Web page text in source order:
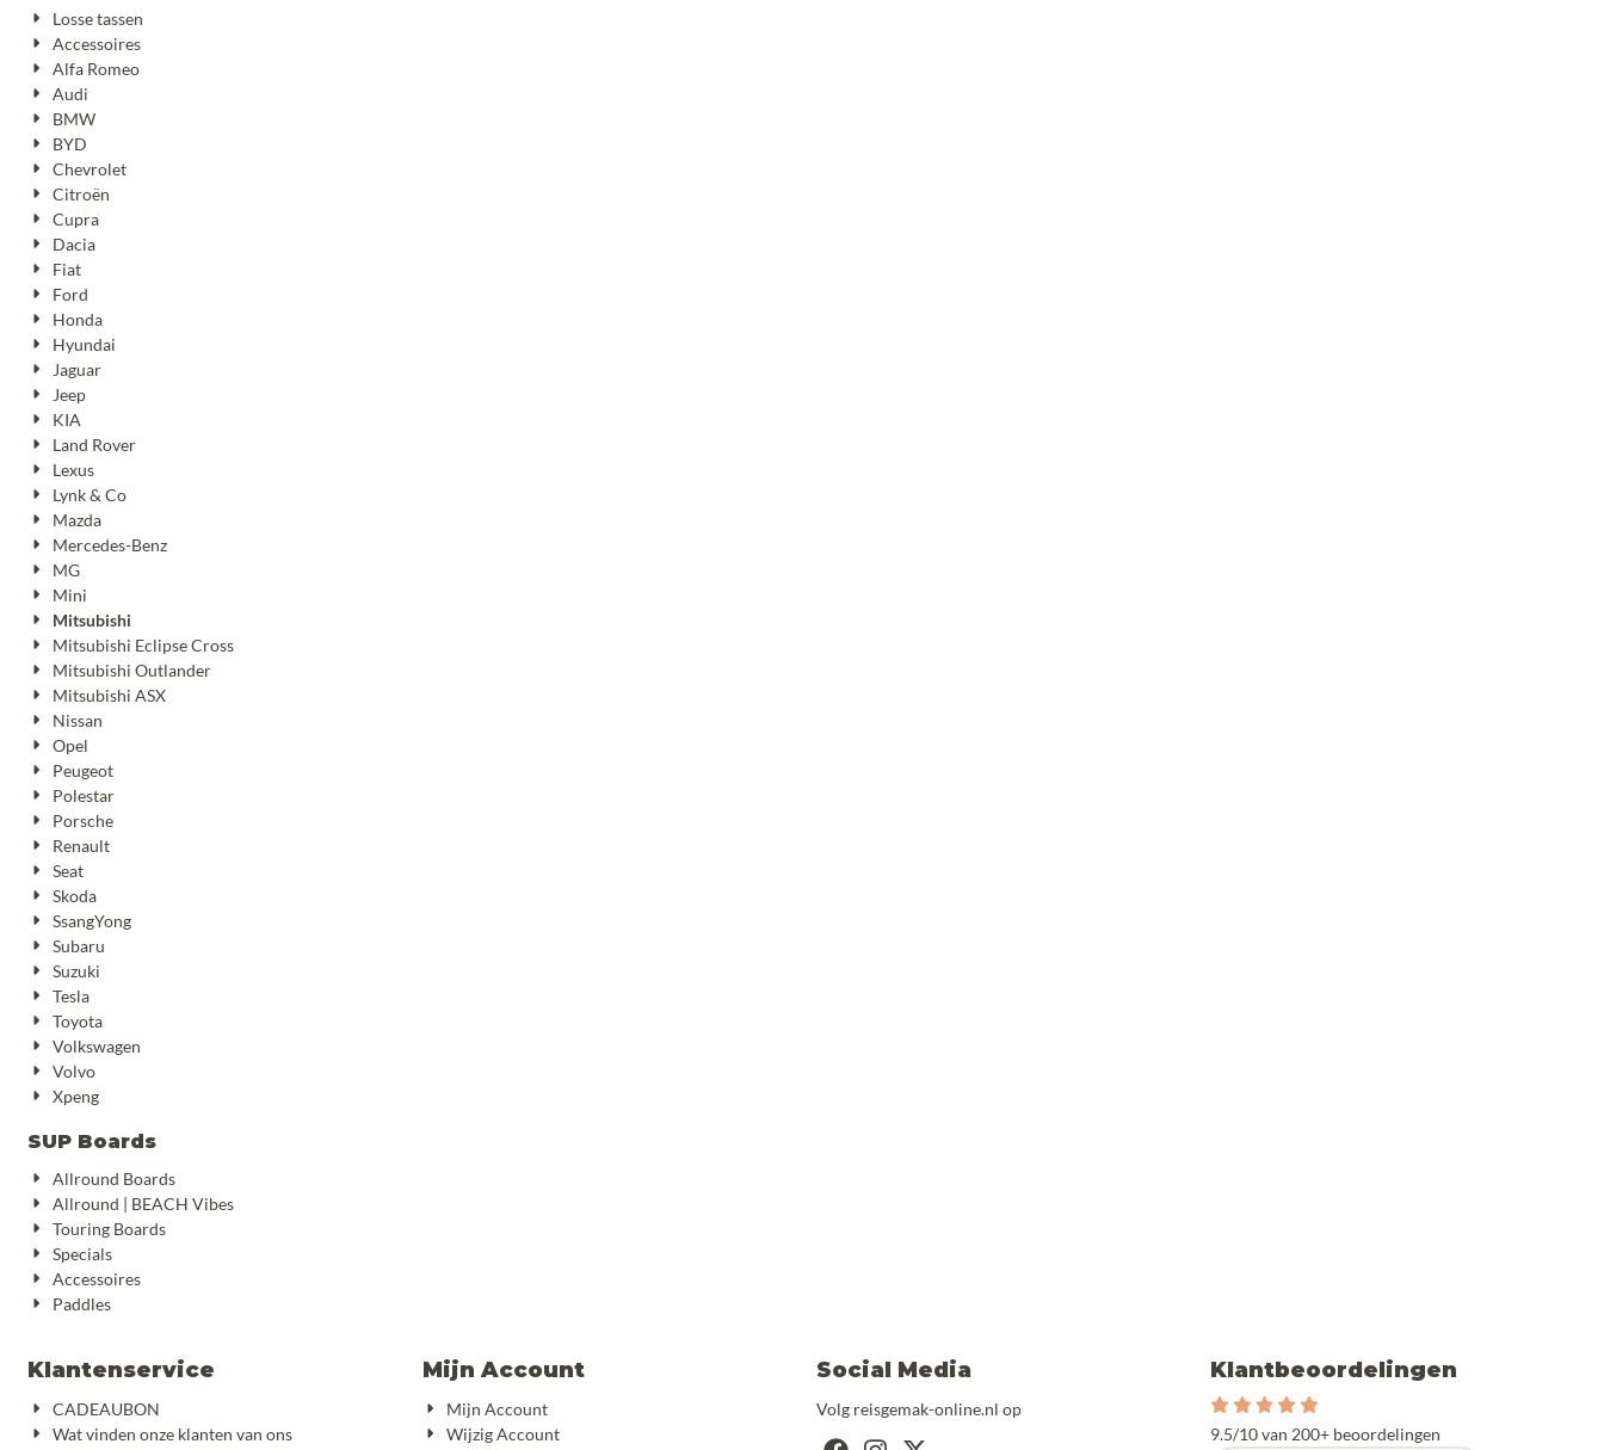
Losse tassen
Accessoires
Alfa Romeo
Audi
BMW
BYD
Chevrolet
Citroën
Cupra
Dacia
Fiat
Ford
Honda
Hyundai
Jaguar
Jeep
KIA
Land Rover
Lexus
Lynk & Co
Mazda
Mercedes-Benz
MG
Mini
Mitsubishi
Mitsubishi Eclipse Cross
Mitsubishi Outlander
Mitsubishi ASX
Nissan
Opel
Peugeot
Polestar
Porsche
Renault
Seat
Skoda
SsangYong
Subaru
Suzuki
Tesla
Toyota
Volkswagen
Volvo
Xpeng
SUP Boards
Allround Boards
Allround | BEACH Vibes
Touring Boards
Specials
Accessoires
Paddles
Klantenservice
CADEAUBON
Wat vinden onze klanten van ons
Mijn Account
Mijn Account
Wijzig Account
Social Media
Volg reisgemak-online.nl op
Klantbeoordelingen
9.5/10 van 200+ beoordelingen